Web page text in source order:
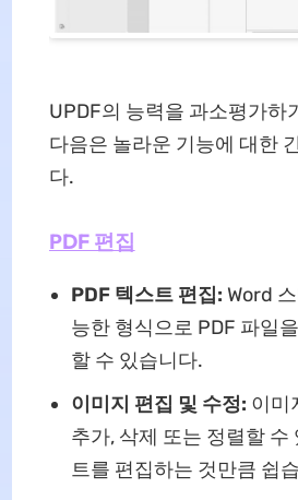
UPDF의 능력을 과소평가하
다음은 놀라운 기능에 대한
다.
PDF 편집
PDF 텍스트 편집: Word
능한 형식으로 PDF 파일
할 수 있습니다.
이미지 편집 및 수정: 이미
추가, 삭제 또는 정렬할 수
트를 편집하는 것만큼 쉽